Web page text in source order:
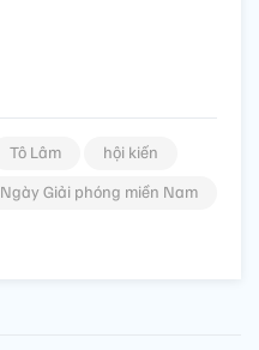
Tô Lâm
hội kiến
Ngày Giải phóng miền Nam